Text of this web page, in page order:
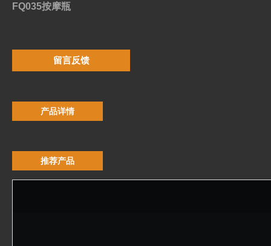
FQ035按摩瓶
留言反馈
产品详情
推荐产品